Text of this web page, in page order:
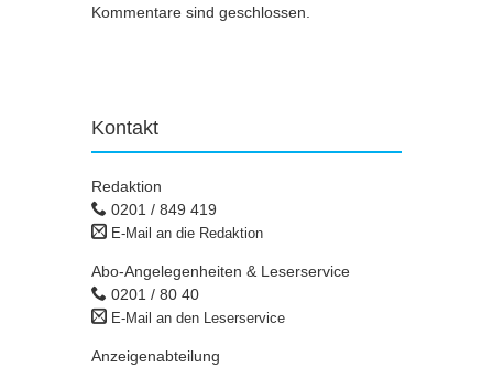
Kommentare sind geschlossen.
Kontakt
Redaktion
0201 / 849 419
E-Mail an die Redaktion
Abo-Angelegenheiten & Leserservice
0201 / 80 40
E-Mail an den Leserservice
Anzeigenabteilung